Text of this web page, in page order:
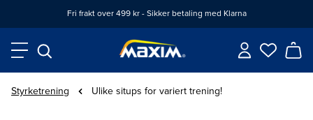
Fri frakt over 499 kr - Sikker betaling med Klarna
Styrketrening Ulike situps for variert trening!